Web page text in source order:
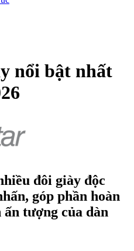
nổi bật nhất
đôi giày độc
góp phần hoàn
tượng của dàn